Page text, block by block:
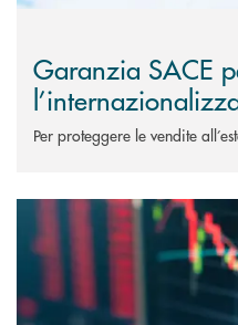
Garanzia SACE
Per proteggere le vendite
Scopri di più Assicurazione